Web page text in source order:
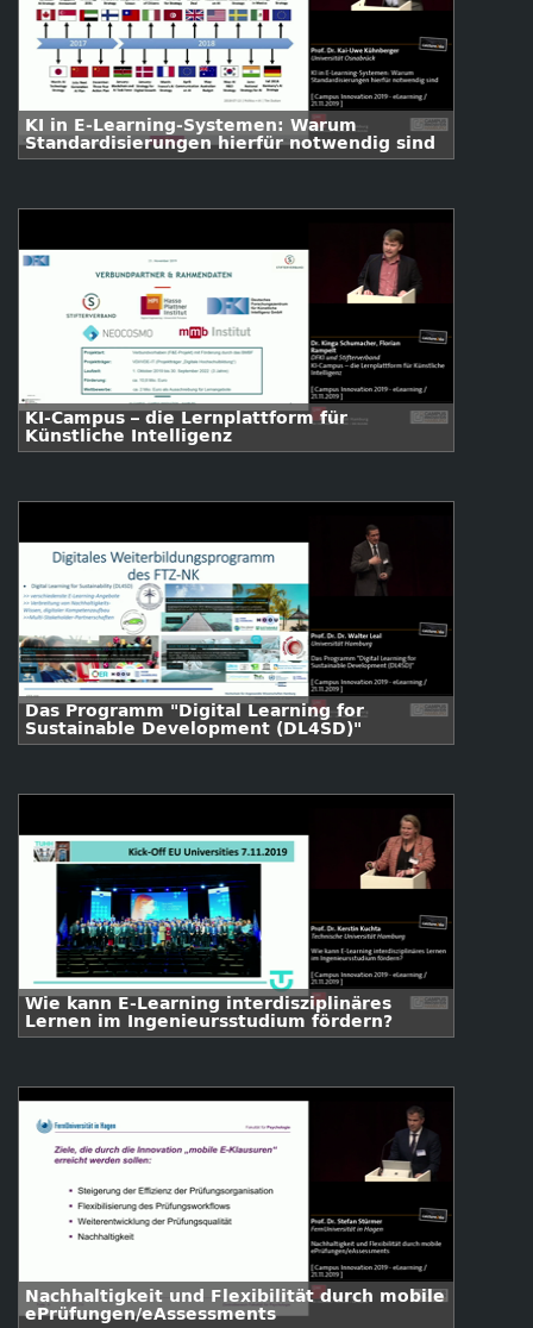
KI in E-Learning-Systemen: Warum
Standardisierungen hierfür notwendig sind
KI-Campus – die Lernplattform für
Künstliche Intelligenz
Das Programm "Digital Learning for
Sustainable Development (DL4SD)"
Wie kann E-Learning interdisziplinäres
Lernen im Ingenieursstudium fördern?
Nachhaltigkeit und Flexibilität durch mobile
ePrüfungen/eAssessments